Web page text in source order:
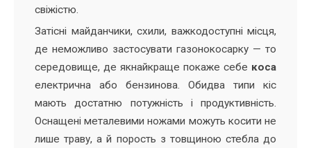
свіжістю.
Затісні майданчики, схили, важкодоступні місця,
де неможливо застосувати газонокосарку — то
середовище, де якнайкраще покаже себе коса
електрична або бензинова. Обидва типи кіс
мають достатню потужність і продуктивність.
Оснащені металевими ножами можуть косити не
лише траву, а й порость з товщиною стебла до